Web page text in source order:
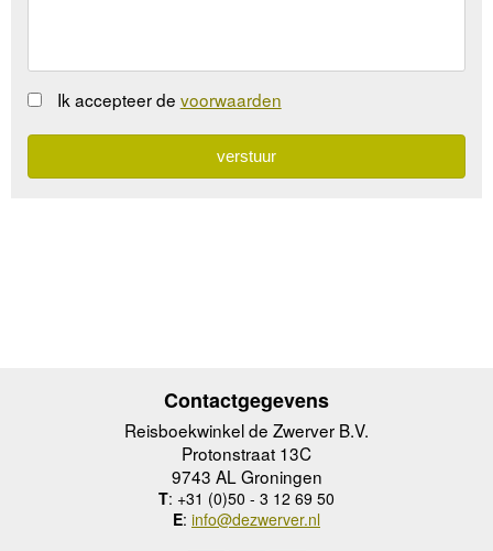
Ik accepteer de voorwaarden
Contactgegevens
Reisboekwinkel de Zwerver B.V.
Protonstraat 13C
9743 AL Groningen
T: +31 (0)50 - 3 12 69 50
E: info@dezwerver.nl